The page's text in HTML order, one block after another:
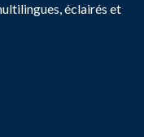
éclairés et